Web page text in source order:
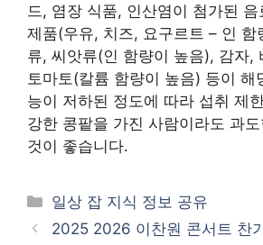
드, 염장 식품, 인산염이 첨가된
제품(우유, 치즈, 요구르트 – 인 함
류, 씨앗류(인 함량이 높음), 감자,
토마토(칼륨 함량이 높음) 등이 해
능이 저하된 정도에 따라 섭취 제
강한 콩팥을 가진 사람이라도 과
것이 좋습니다.
카
테
일상 잡 지식 정보 공유
2025 2026 이찬원 콘서트 찬